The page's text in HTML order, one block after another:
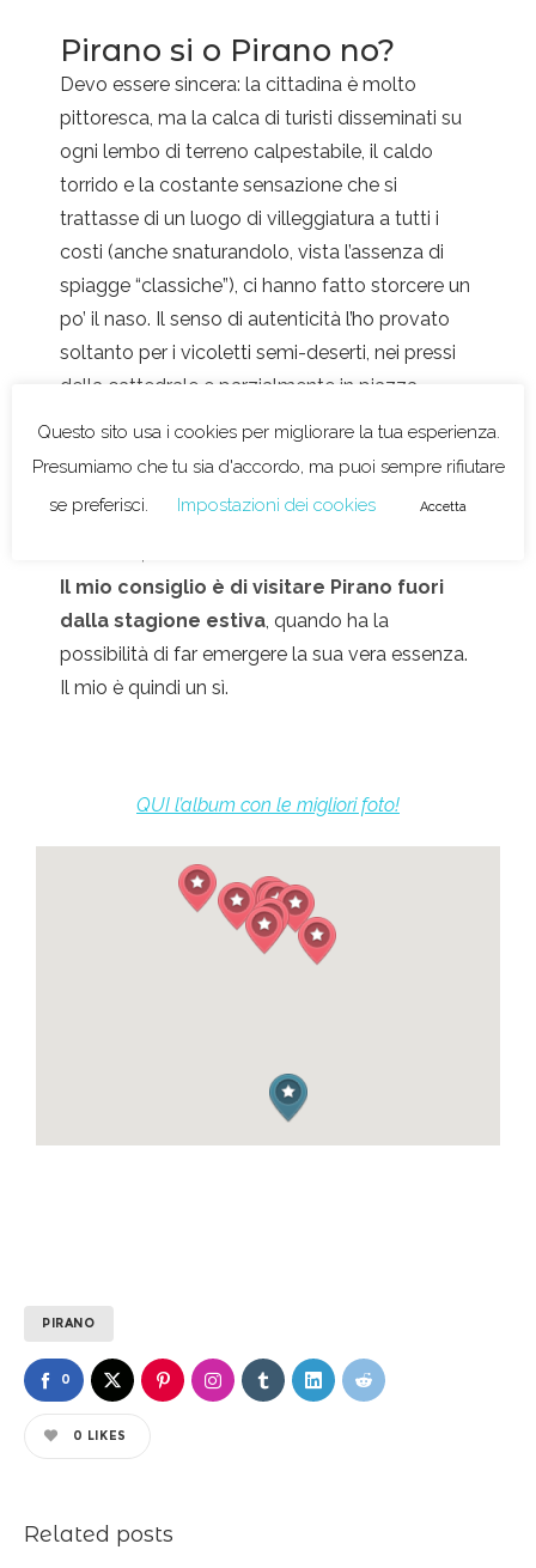
Pirano si o Pirano no?
Devo essere sincera: la cittadina è molto
pittoresca, ma la calca di turisti disseminati su
ogni lembo di terreno calpestabile, il caldo
torrido e la costante sensazione che si
trattasse di un luogo di villeggiatura a tutti i
costi (anche snaturandolo, vista l’assenza di
spiagge “classiche”), ci hanno fatto storcere un
po’ il naso. Il senso di autenticità l’ho provato
soltanto per i vicoletti semi-deserti, nei pressi
della cattedrale e parzialmente in piazza.
capito ed apprezzato, va conosciuto nella sua
Il mio consiglio è di visitare Pirano fuori
dalla stagione estiva , quando ha la
possibilità di far emergere la sua vera essenza.
Il mio è quindi un sì.
QUI l’album con le migliori foto!
PIRANO
0
0 LIKES
Related posts
Questo sito usa i cookies per migliorare la tua esperienza.
Presumiamo che tu sia d'accordo, ma puoi sempre rifiutare
se preferisci.
Impostazioni dei cookies Accetta